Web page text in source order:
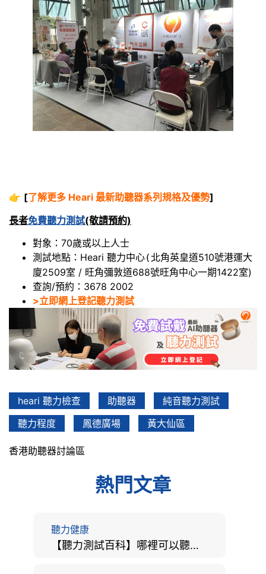
👉 [了解更多 Heari 最新助聽器系列規格及優勢]
長者免費聽力測試(敬請預約)
對象：70歲或以上人士
測試地點：Heari 聽力中心( 北角英皇道510號港運大
廈2509室 / 旺角彌敦道688號旺角中心一期1422室)
查詢/預約：3678 2002
>立即網上登記聽力測試
heari 聽力檢查 助聽器
純音聽力測試
聽力程度
鳳德廣場 黃大仙區
香港助聽器討論區
熱門文章
聽力健康
【聽力測試百科】哪裡可以聽力檢查？費用、標準、流程、在家聽力檢測與iPhone測試全攻略